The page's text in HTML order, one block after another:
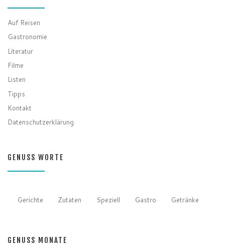
Auf Reisen
Gastronomie
Literatur
Filme
Listen
Tipps
Kontakt
Datenschutzerklärung
GENUSS WORTE
Gerichte Zutaten Speziell Gastro Getränke
GENUSS MONATE